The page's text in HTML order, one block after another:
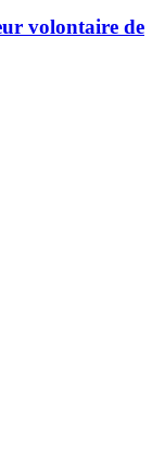
volontaire de